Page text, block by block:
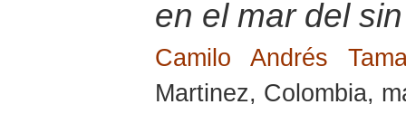
en el mar del
Camilo Andrés
Martinez, Colombia,